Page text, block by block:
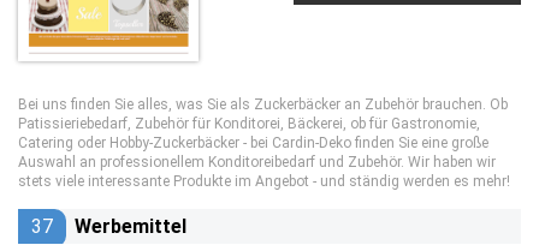
Bei uns finden Sie alles, was Sie als Zuckerbäcker an Zubehör brauchen. Ob
Patissieriebedarf, Zubehör für Konditorei, Bäckerei, ob für Gastronomie,
Catering oder Hobby-Zuckerbäcker - bei Cardin-Deko finden Sie eine große
Auswahl an professionellem Konditoreibedarf und Zubehör. Wir haben wir
stets viele interessante Produkte im Angebot - und ständig werden es mehr!
37 Werbemittel